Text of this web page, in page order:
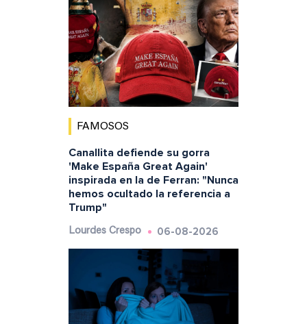
FAMOSOS
Canallita defiende su gorra
'Make España Great Again'
inspirada en la de Ferran: "Nunca
hemos ocultado la referencia a
Trump"
Lourdes Crespo 06-08-2026